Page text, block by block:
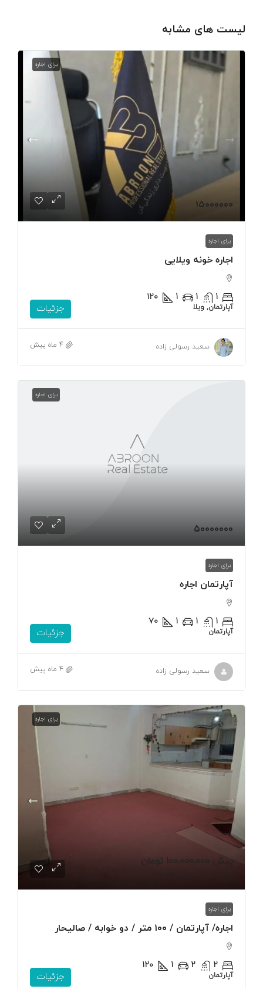
لیست های مشابه
برای اجاره
۱۵۰۰۰۰۰۰
برای اجاره
اجاره خونه ویلایی
1
1
1 ۱۲۰
آپارتمان, ویلا جزئیات
سعید رسولی زاده 4 ماه پیش
برای اجاره
۵۰۰۰۰۰۰۰
برای اجاره
آپارتمان اجاره
1
1
1 ۷۰
آپارتمان جزئیات
سعید رسولی زاده 4 ماه پیش
برای اجاره
پیش 100,000,000 تومان
برای اجاره
اجاره/ آپارتمان / ۱۰۰ متر / دو خوابه / صالیحار
2
2
1
120
آپارتمان جزئیات